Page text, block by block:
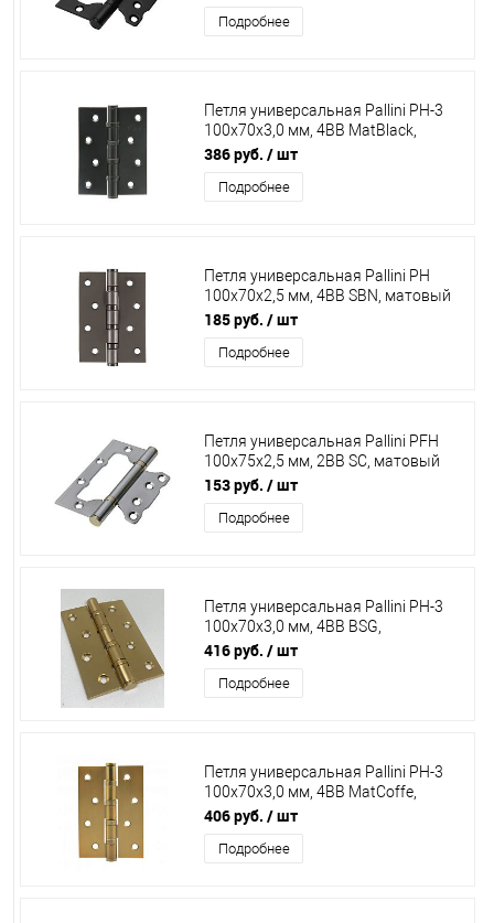
Подробнее
Петля универсальная Pallini PH-3
100х70х3,0 мм, 4ВВ MatBlack,
матовая черная гальваника
386 руб. / шт
Подробнее
Петля универсальная Pallini PH
100х70х2,5 мм, 4ВВ SBN, матовый
черный никель
185 руб. / шт
Подробнее
Петля универсальная Pallini PFH
100х75х2,5 мм, 2BB SC, матовый
хром
153 руб. / шт
Подробнее
Петля универсальная Pallini PH-3
100х70х3,0 мм, 4BB BSG,
византийское золото
416 руб. / шт
Подробнее
Петля универсальная Pallini PH-3
100х70х3,0 мм, 4ВВ MatCoffe,
матовое кофе
406 руб. / шт
Подробнее